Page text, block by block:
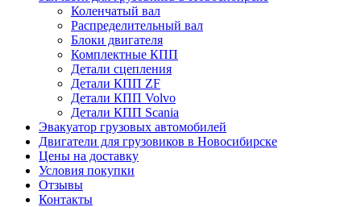
Коленчатый вал
Распределительный вал
Блоки двигателя
Комплектные КПП
Детали сцепления
Детали КПП ZF
Детали КПП Volvo
Детали КПП Scania
Эвакуатор грузовых автомобилей
Двигатели для грузовиков в Новосибирске
Цены на доставку
Условия покупки
Отзывы
Контакты